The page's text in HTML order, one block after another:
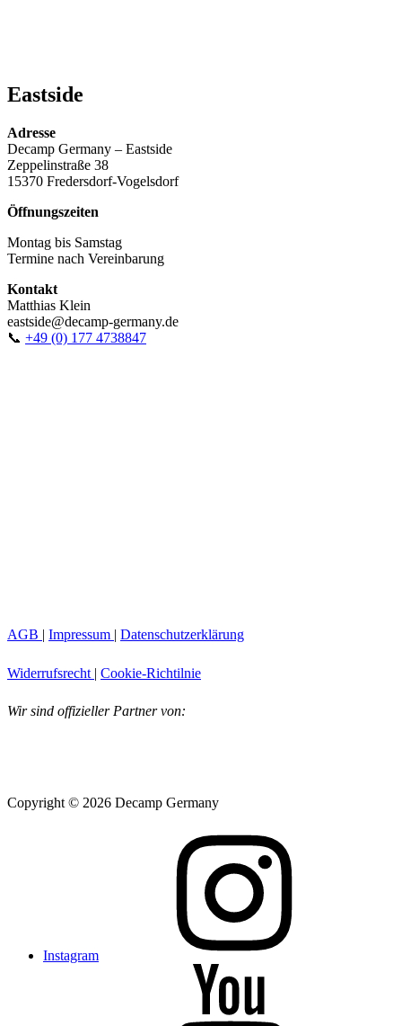
Eastside
Adresse
Decamp Germany – Eastside
Zeppelinstraße 38
15370 Fredersdorf-Vogelsdorf
Öffnungszeiten
Montag bis Samstag
Termine nach Vereinbarung
Kontakt
Matthias Klein
eastside@decamp-germany.de
📞 +49 (0) 177 4738847
AGB | Impressum | Datenschutzerklärung
Widerrufsrecht | Cookie-Richtilnie
Wir sind offizieller Partner von:
Copyright © 2026 Decamp Germany
Instagram